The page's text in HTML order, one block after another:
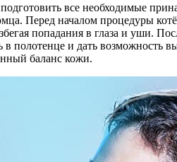
все необходимые
Перед началом процедуры
попадания в глаза и уши.
полотенце и дать возможность
баланс кожи.